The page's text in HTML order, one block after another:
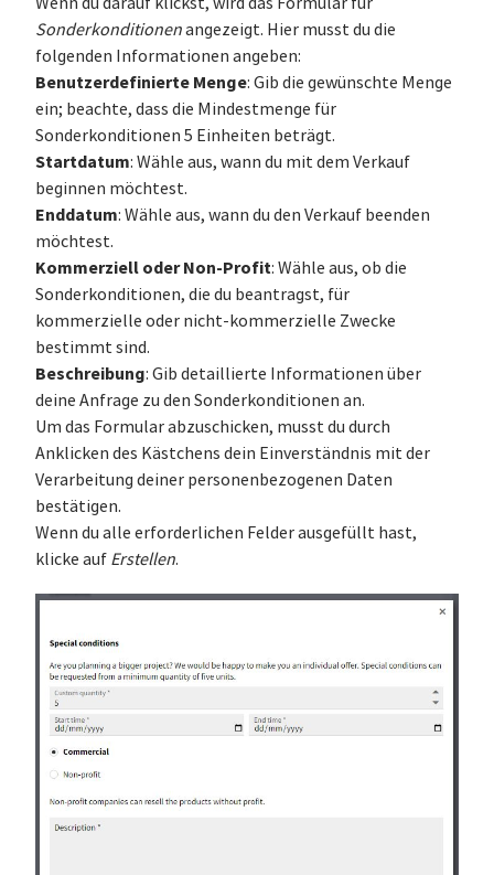
Sonderkonditionenangezeigt. Hier musst du die
folgenden Informationen angeben:
Benutzerdefinierte Menge: Gib die gewünschte Menge
ein; beachte, dass die Mindestmenge für
Sonderkonditionen 5 Einheiten beträgt.
Startdatum: Wähle aus, wann du mit dem Verkauf
beginnen möchtest.
Enddatum: Wähle aus, wann du den Verkauf beenden
möchtest.
Kommerziell oder Non-Profit: Wähle aus, ob die
Sonderkonditionen, die du beantragst, für
kommerzielle oder nicht-kommerzielle Zwecke
bestimmt sind.
Beschreibung: Gib detaillierte Informationen über
deine Anfrage zu den Sonderkonditionen an.
Um das Formular abzuschicken, musst du durch
Anklicken des Kästchens dein Einverständnis mit der
Verarbeitung deiner personenbezogenen Daten
bestätigen.
Wenn du alle erforderlichen Felder ausgefüllt hast,
klicke auf Erstellen.